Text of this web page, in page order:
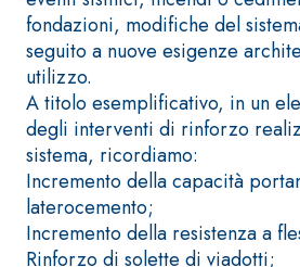
fondazioni, modifiche del
seguito a nuove esigenze
utilizzo.
A titolo esemplificativo, in un
degli interventi di rinforzo
sistema, ricordiamo:
Incremento della capacità
laterocemento;
Incremento della resistenza a
Rinforzo di solette di viadotti;
Sistema RIPRISTINO DEL
CALCESTRUZZO
PRODOTTI TIXOTROPICI
GEOACTIVE R4 40
Malta rapida contenente
speciali leganti
solfatoresistenti,
polimero-modificata,
tixotropica,
fibrorinforzata, per la